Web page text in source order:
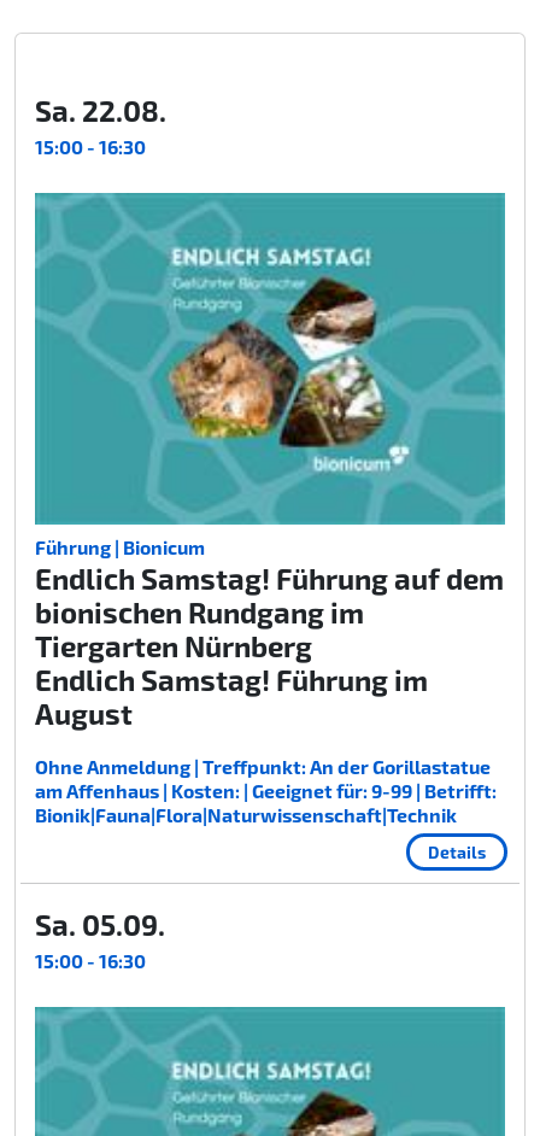
Sa. 22.08.
15:00 - 16:30
Führung | Bionicum
Endlich Samstag! Führung auf dem
bionischen Rundgang im
Tiergarten Nürnberg
Endlich Samstag! Führung im
August
Ohne Anmeldung | Treffpunkt: An der Gorillastatue
am Affenhaus | Kosten: | Geeignet für: 9-99 | Betrifft:
Bionik|Fauna|Flora|Naturwissenschaft|Technik
Details
Sa. 05.09.
15:00 - 16:30